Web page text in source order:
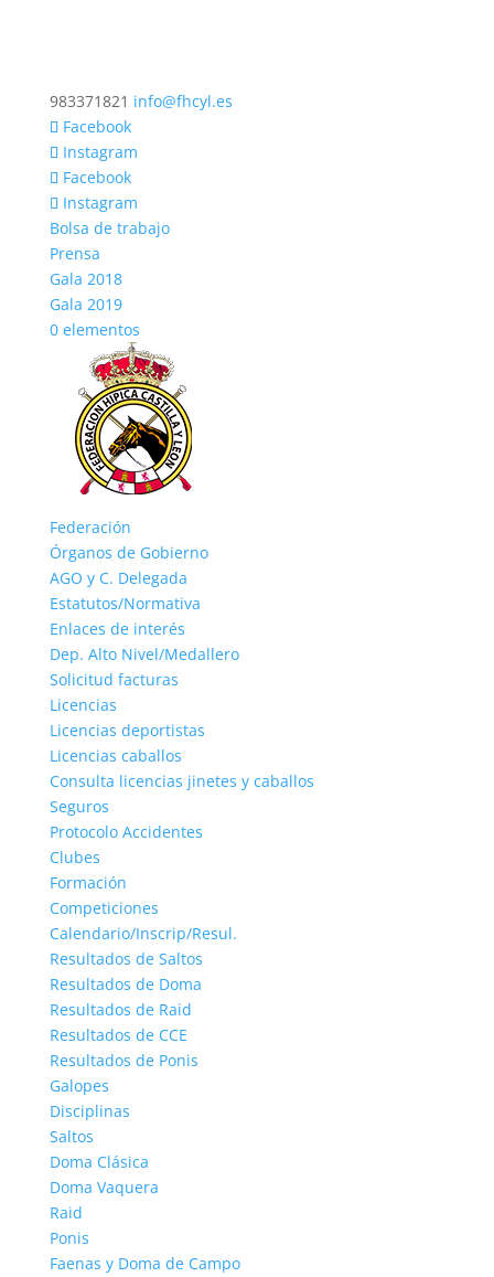
983371821 info@fhcyl.es
Facebook
Instagram
Facebook
Instagram
Bolsa de trabajo
Prensa
Gala 2018
Gala 2019
0 elementos
Federación
Órganos de Gobierno
AGO y C. Delegada
Estatutos/Normativa
Enlaces de interés
Dep. Alto Nivel/Medallero
Solicitud facturas
Licencias
Licencias deportistas
Licencias caballos
Consulta licencias jinetes y caballos
Seguros
Protocolo Accidentes
Clubes
Formación
Competiciones
Calendario/Inscrip/Resul.
Resultados de Saltos
Resultados de Doma
Resultados de Raid
Resultados de CCE
Resultados de Ponis
Galopes
Disciplinas
Saltos
Doma Clásica
Doma Vaquera
Raid
Ponis
Faenas y Doma de Campo